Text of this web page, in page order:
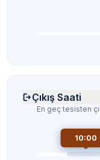
Çıkış Saati
En geç tesisten
10:00